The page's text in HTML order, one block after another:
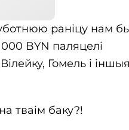
раніцу нам
BYN паляцелі
Гомель і іншыя
тваім баку?!